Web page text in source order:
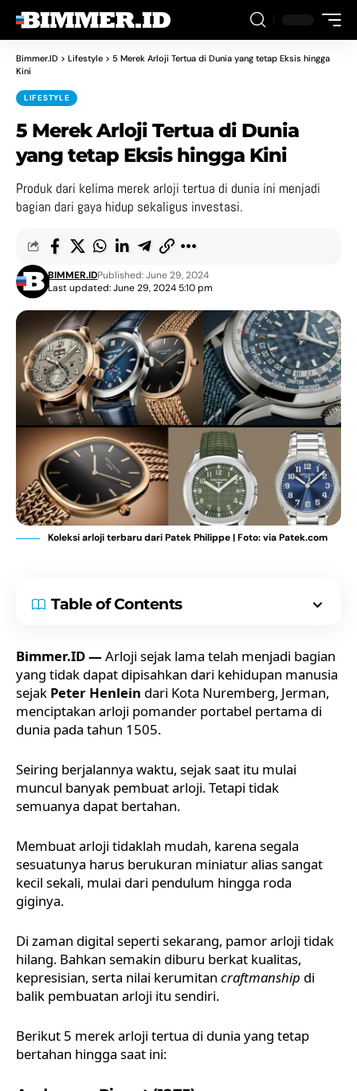
Bimmer.ID > Lifestyle > 5 Merek Arloji Tertua di Dunia yang tetap Eksis hingga
Kini
LIFESTYLE
5 Merek Arloji Tertua di Dunia
yang tetap Eksis hingga Kini
Produk dari kelima merek arloji tertua di dunia ini menjadi
bagian dari gaya hidup sekaligus investasi.
Last updated: June 29, 2024 5:10 pm
BIMMER.IDPublished: June 29, 2024
Koleksi arloji terbaru dari Patek Philippe | Foto: via Patek.com
Table of Contents
Bimmer.ID — Arloji sejak lama telah menjadi bagian
yang tidak dapat dipisahkan dari kehidupan manusia
sejak Peter Henlein dari Kota Nuremberg, Jerman,
menciptakan arloji pomander portabel pertama di
dunia pada tahun 1505.
Seiring berjalannya waktu, sejak saat itu mulai
muncul banyak pembuat arloji. Tetapi tidak
semuanya dapat bertahan.
Membuat arloji tidaklah mudah, karena segala
sesuatunya harus berukuran miniatur alias sangat
kecil sekali, mulai dari pendulum hingga roda
giginya.
Di zaman digital seperti sekarang, pamor arloji tidak
hilang. Bahkan semakin diburu berkat kualitas,
kepresisian, serta nilai kerumitan craftmanship di
balik pembuatan arloji itu sendiri.
Berikut 5 merek arloji tertua di dunia yang tetap
bertahan hingga saat ini: